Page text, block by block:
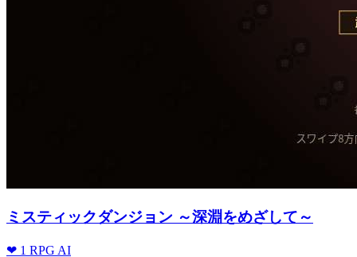
ミスティックダンジョン ～深淵をめざして～
❤ 1 RPG AI